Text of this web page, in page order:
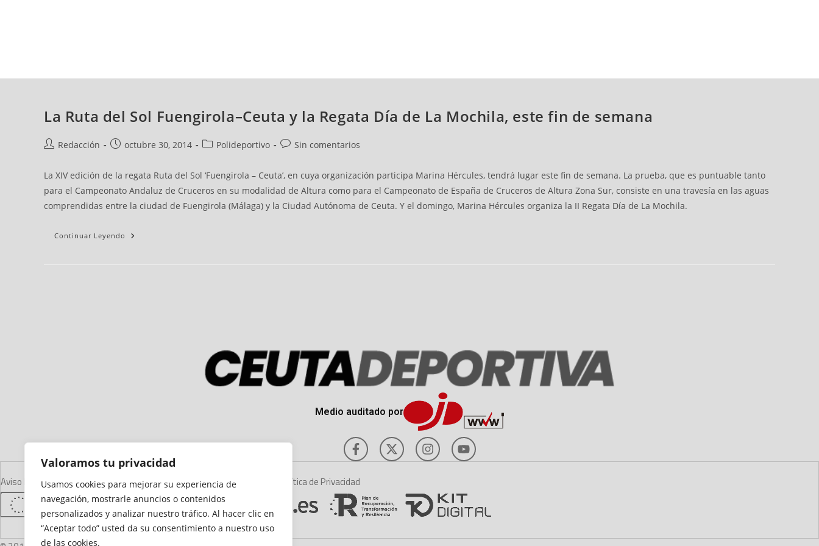
Valoramos tu privacidad
Usamos cookies para mejorar su experiencia de
navegación, mostrarle anuncios o contenidos
personalizados y analizar nuestro tráfico. Al hacer clic en
“Aceptar todo” usted da su consentimiento a nuestro uso
de las cookies.
La Ruta del Sol Fuengirola–Ceuta y la Regata Día de La Mochila, este fin de semana
Redacción octubre 30, 2014 Polideportivo Sin comentarios
La XIV edición de la regata Ruta del Sol ‘Fuengirola – Ceuta’, en cuya organización participa Marina Hércules, tendrá lugar este fin de semana. La prueba, que es puntuable tanto
para el Campeonato Andaluz de Cruceros en su modalidad de Altura como para el Campeonato de España de Cruceros de Altura Zona Sur, consiste en una travesía en las aguas
comprendidas entre la ciudad de Fuengirola (Málaga) y la Ciudad Autónoma de Ceuta. Y el domingo, Marina Hércules organiza la II Regata Día de La Mochila.
Continuar Leyendo
Medio auditado por
Aviso LegalDeclaración de AccesibilidadMapa del SitioPolítica de Cookies Política de Privacidad